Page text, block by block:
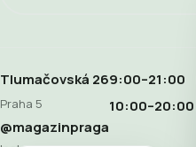
Tlumačovská 26
Praha 5
9:00–21:00
10:00–20:00
@magazinpraga